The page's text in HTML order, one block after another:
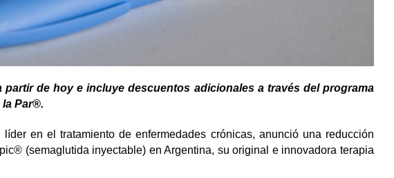
partir de hoy e incluye descuentos adicionales a través del programa
Par®.
en el tratamiento de enfermedades crónicas, anunció una reducción
(semaglutida inyectable) en Argentina, su original e innovadora terapia